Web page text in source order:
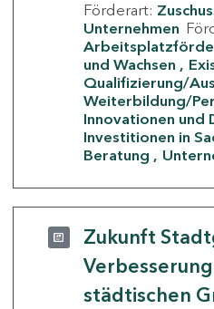
Förderart:
Unternehmen
und Wachsen
Qualifizierung/
Weiterbildung/
Innovationen und
Investitionen in
Beratung
Zukunft
städtischen